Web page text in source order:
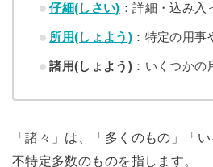
仔細(しさい) ：詳細・込み入
所用(しょよう) ：特定の用事
諸用(しょよう) ：いくつかの
「諸々」は、「多くのもの」「
不特定多数のものを指します。